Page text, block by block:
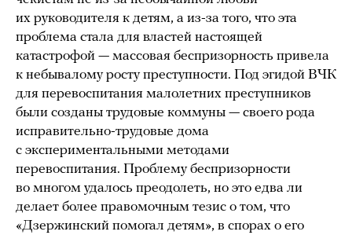
их руководителя к детям, а из-за того, что эта
проблема стала для властей настоящей
катастрофой — массовая беспризорность привела
к небывалому росту преступности. Под эгидой ВЧК
для перевоспитания малолетних преступников
были созданы трудовые коммуны — своего рода
исправительно-трудовые дома
с экспериментальными методами
перевоспитания. Проблему беспризорности
во многом удалось преодолеть, но это едва ли
делает более правомочным тезис о том, что
«Дзержинский помогал детям», в спорах о его